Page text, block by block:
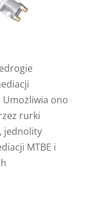
Umożliwia ono
rurki
jednolity
MTBE i